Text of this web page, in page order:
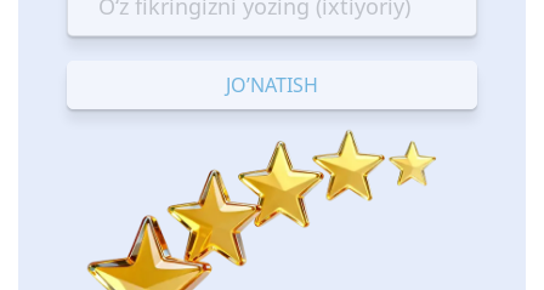
Terrible
—
Bad
—
OK
—
Good
—
Excellent